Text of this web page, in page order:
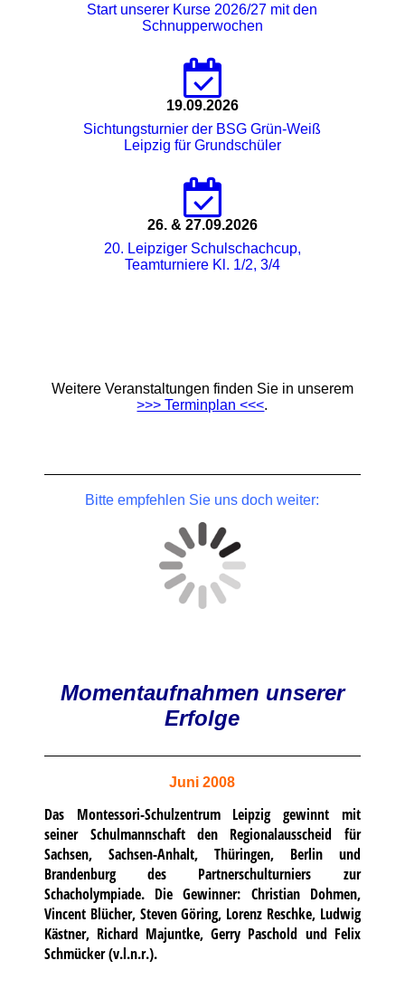
Start unserer Kurse 2026/27 mit den
Schnupperwochen
19.09.2026
Sichtungsturnier der BSG Grün-Weiß
Leipzig für Grundschüler
26. & 27.09.2026
20. Leipziger Schulschachcup,
Teamturniere Kl. 1/2, 3/4
Weitere Veranstaltungen finden Sie in unserem
>>> Terminplan <<<.
Bitte empfehlen Sie uns doch weiter:
Momentaufnahmen unserer
Erfolge
Juni 2008
Das Montessori-Schulzentrum Leipzig gewinnt mit
seiner Schulmannschaft den Regionalausscheid für
Sachsen, Sachsen-Anhalt, Thüringen, Berlin und
Brandenburg des Partnerschulturniers zur
Schacholympiade. Die Gewinner: Christian Dohmen,
Vincent Blücher, Steven Göring, Lorenz Reschke, Ludwig
Kästner, Richard Majuntke, Gerry Paschold und Felix
Schmücker (v.l.n.r.).